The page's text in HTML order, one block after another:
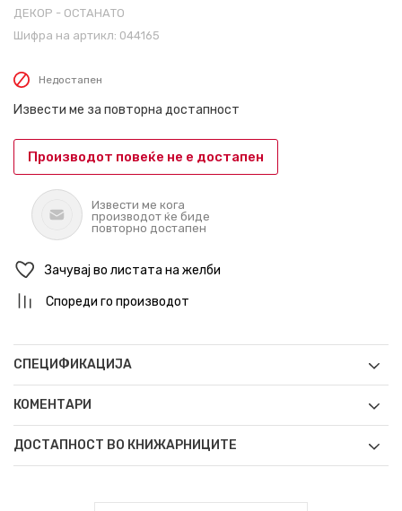
ДЕКОР - ОСТАНАТО
Шифра на артикл: 044165
Недостапен
Извести ме за повторна достапност
Производот повеќе не е достапен
Извести ме кога
производот ќе биде
повторно достапен
Зачувај во листата на желби
Спореди го производот
СПЕЦИФИКАЦИЈА
КОМЕНТАРИ
ДОСТАПНОСТ ВО КНИЖАРНИЦИТЕ